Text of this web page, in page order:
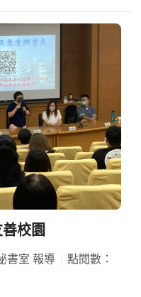
校園
書室 報導
點閱數：